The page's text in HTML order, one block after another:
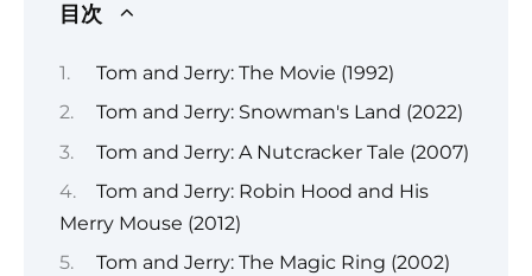
目次
Tom and Jerry: The Movie (1992)
Tom and Jerry: Snowman's Land (2022)
Tom and Jerry: A Nutcracker Tale (2007)
Tom and Jerry: Robin Hood and His
Merry Mouse (2012)
Tom and Jerry: The Magic Ring (2002)